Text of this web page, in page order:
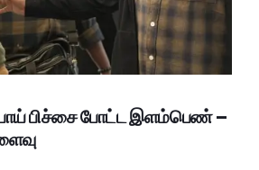
பிச்சை போட்ட இளம்பெண் –